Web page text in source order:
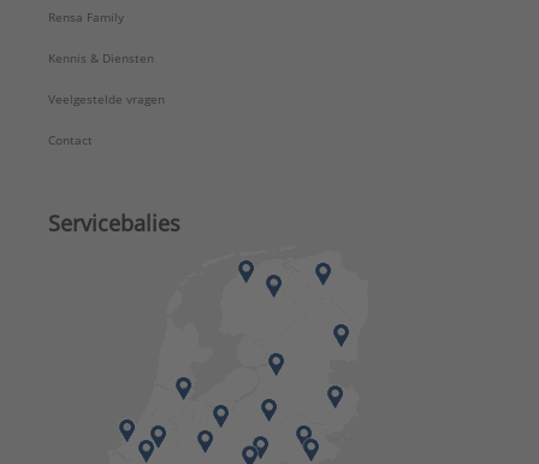
Rensa Family
Kennis & Diensten
Veelgestelde vragen
Contact
Servicebalies